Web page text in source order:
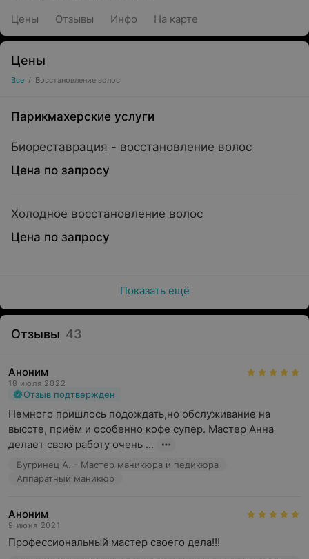
Цены Отзывы Инфо На карте
Цены
Все / Восстановление волос
Парикмахерские услуги
Биореставрация - восстановление волос
Цена по запросу
Холодное восстановление волос
Цена по запросу
Показать ещё
Отзывы 43
Аноним
18 июля 2022
Отзыв подтвержден
Немного пришлось подождать,но обслуживание на
высоте, приём и особенно кофе супер. Мастер Анна
делает свою работу очень ...
Бугринец А. - Мастер маникюра и педикюра
Аппаратный маникюр
Аноним
9 июня 2021
Профессиональный мастер своего дела!!!